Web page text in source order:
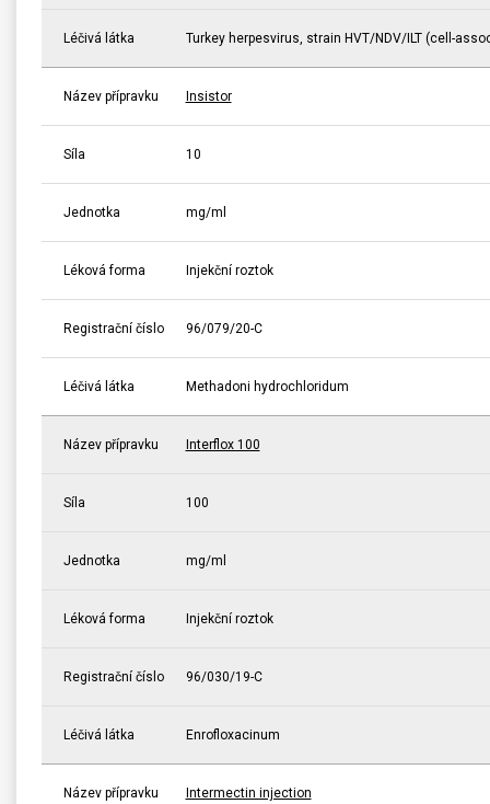
Léčivá látka Turkey herpesvirus, strain HVT/NDV/ILT (cell-
Název přípravku Insistor
Síla 10
Jednotka mg/ml
Léková forma Injekční roztok
Registrační číslo 96/079/20-C
Léčivá látka Methadoni hydrochloridum
Název přípravku Interflox 100
Síla 100
Jednotka mg/ml
Léková forma Injekční roztok
Registrační číslo 96/030/19-C
Léčivá látka Enrofloxacinum
Název přípravku Intermectin injection